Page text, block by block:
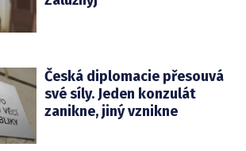
Česká diplomacie přesouvá
své síly. Jeden konzulát
zanikne, jiný vznikne